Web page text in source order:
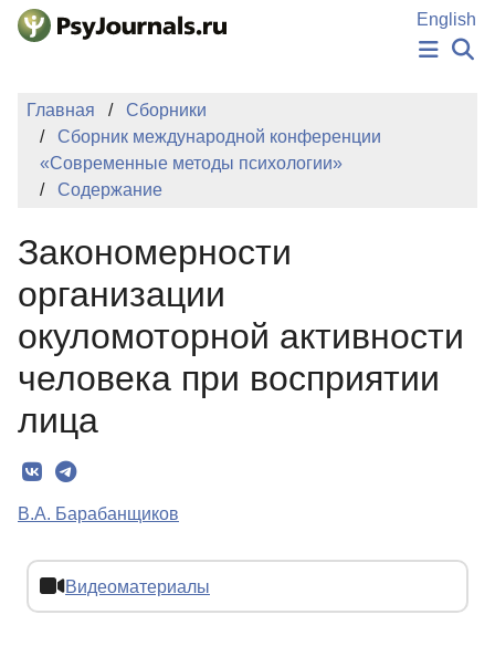
Перейти к основному содержанию
English
НОВОСТИ
ИЗДАНИЯ
АВТОРЫ
ПОДАТЬ РУКОПИСЬ
Регистрация
Главная
Сборники
Сборник международной конференции
«Современные методы психологии»
Содержание
Закономерности
организации
окуломоторной активности
человека при восприятии
лица
В.А. Барабанщиков
Видеоматериалы